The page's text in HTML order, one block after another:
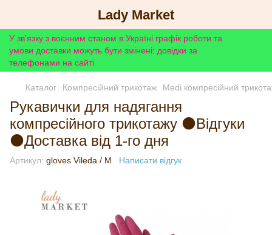
Lady Market
У зв'язку з воєнним станом в Україні графік роботи та
умови доставки можуть бути змінені: довідки за
телефонами на сайті
Каталог Компресійний трикотаж Medi компресійний
Рукавички для надягання
компресійного трикотажу ⚫Відгуки
⚫Доставка від 1-го дня
Артикул: gloves Vileda / M Написати відгук